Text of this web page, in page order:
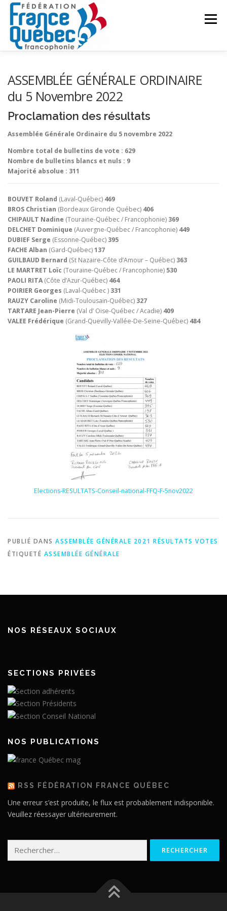
Aller
contenu
Menu
INTRANET
ASSEMBLÉE GÉNÉRALE ORDINAIRE
du 5 Novembre 2022
Proclamation des résultats
Assemblée Générale Ordinaire du 5 novembre 2022
Nombre total de bulletins de vote : 629
Nombre de bulletins blancs et nuls : 9
Majorité absolue : 311
BOUVET Roland (Laval-Québec) 469
BROS Christian (Bordeaux Gironde Québec) 406
CHIPAULT Nadine (Touraine-Québec / Francophonie) 369
DELCHET Dominique (Auvergne-Québec / Francophonie) 449
DUBIEF Serge (Essonne-Québec) 395
FACHE Alban (Gard-Québec)137
GUILBAUD Bernard (St Nazaire-Côte d’Amour – Québec) 363
LE MARTRET Loïc (Touraine-Québec / Francophonie) 530
PAOLI RITA(Côte d’Azur-Québec) 464
POIRIER Georges (Laval-Québec ) 331
RAUZY Caroline (Midi-Toulousain-Québec) 327
TARTARE Jean-Pierre (Val d’ Oise-Québec / Acadie) 409
VALEE Frédérique (Grand-Quevilly-Vallée-De-Seine-Québec) 484
Elections-RESULTATS-Conseil-national-FFQ-F-5nov2022
PUBLIÉ DANS ASSEMBLÉE GÉNÉRALE 2021 RÉSULTATS VOTES
ÉTIQUETÉ ASSEMBLÉE GÉNÉRALE
NOS RÉSEAUX SOCIAUX
SECTIONS PRIVÉES
NOS PUBLICATIONS
RSS FÉDÉRATION FRANCE QUÉBEC
Une erreur s’est produite, le flux est probablement indisponible.
Veuillez réessayer ultérieurement.
Rechercher :